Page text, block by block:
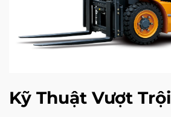
Kỹ Thuật Vượt Trội